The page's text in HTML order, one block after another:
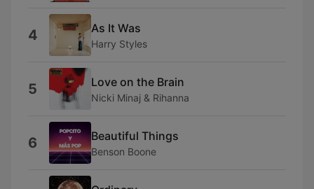
4 As It Was
Harry Styles
5 Love on the Brain
Nicki Minaj & Rihanna
6 Beautiful Things
Benson Boone